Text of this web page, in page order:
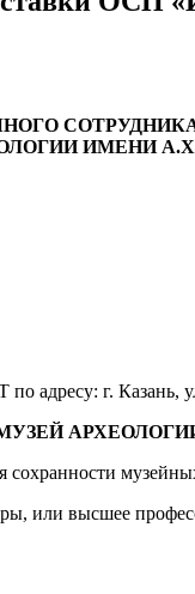
ИМЕНИ
адресу: г. Казань,
сохранности
или высшее